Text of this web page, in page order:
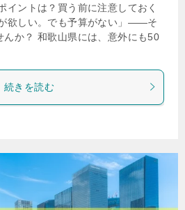
イントは？買う前に注意しておく
欲しい。でも予算がない」——そ
んか？ 和歌山県には、意外にも50
続きを読む